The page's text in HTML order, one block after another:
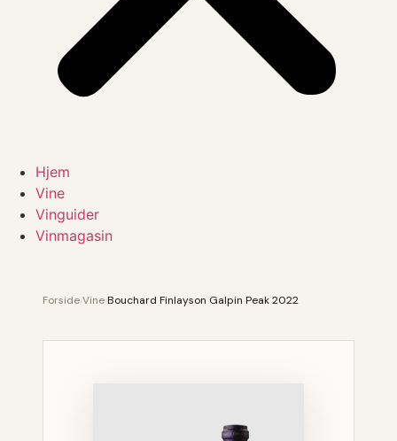
Hjem
Vine
Vinguider
Vinmagasin
ForsideVineBouchard Finlayson Galpin Peak 2022